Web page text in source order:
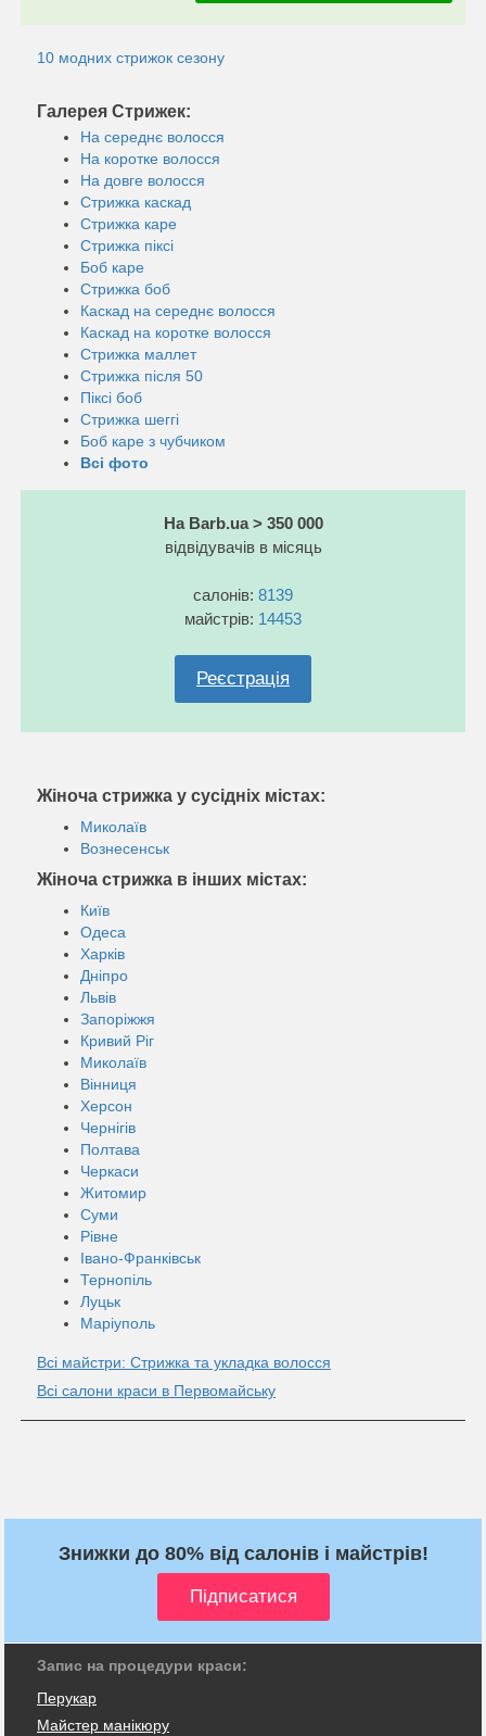
10 модних стрижок сезону
Галерея Стрижек:
На середнє волосся
На коротке волосся
На довге волосся
Стрижка каскад
Стрижка каре
Стрижка піксі
Боб каре
Стрижка боб
Каскад на середнє волосся
Каскад на коротке волосся
Стрижка маллет
Стрижка після 50
Піксі боб
Стрижка шеггі
Боб каре з чубчиком
Всі фото
На Barb.ua > 350 000
відвідувачів в місяць
салонів: 8139
майстрів: 14453
Реєстрація
Жіноча стрижка у сусідніх містах:
Миколаїв
Вознесенськ
Жіноча стрижка в інших містах:
Київ
Одеса
Харків
Дніпро
Львів
Запоріжжя
Кривий Ріг
Миколаїв
Вінниця
Херсон
Чернігів
Полтава
Черкаси
Житомир
Суми
Рівне
Івано-Франківськ
Тернопіль
Луцьк
Маріуполь
Всі майстри: Стрижка та укладка волосся
Всі салони краси в Первомайську
Знижки до 80% від салонів і майстрів!
Запис на процедури краси:
Перукар
Майстер манікюру